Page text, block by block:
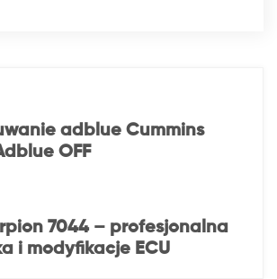
adblue Cummins
OFF
7044 – profesjonalna
i modyfikacje ECU